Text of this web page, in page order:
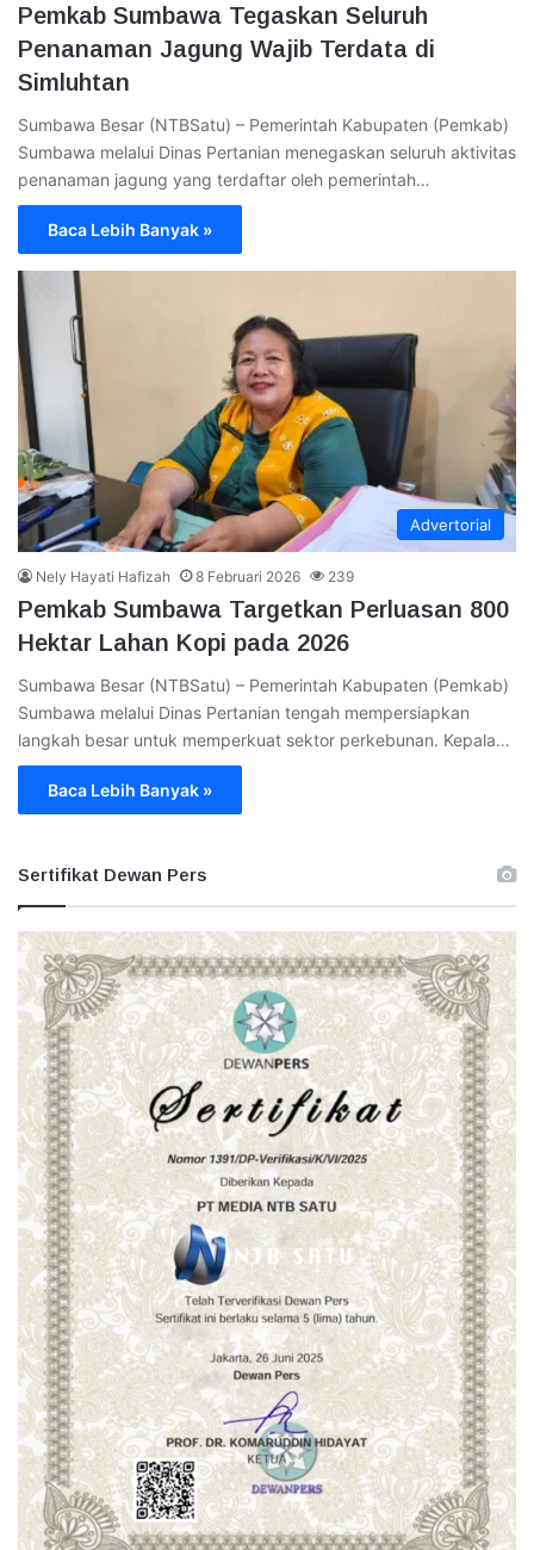
Pemkab Sumbawa Tegaskan Seluruh
Penanaman Jagung Wajib Terdata di
Simluhtan
Sumbawa Besar (NTBSatu) – Pemerintah Kabupaten (Pemkab)
Sumbawa melalui Dinas Pertanian menegaskan seluruh aktivitas
penanaman jagung yang terdaftar oleh pemerintah…
Baca Lebih Banyak »
Advertorial
Nely Hayati Hafizah 8 Februari 2026 239
Pemkab Sumbawa Targetkan Perluasan 800
Hektar Lahan Kopi pada 2026
​Sumbawa Besar (NTBSatu) – Pemerintah Kabupaten (Pemkab)
Sumbawa melalui Dinas Pertanian tengah mempersiapkan
langkah besar untuk memperkuat sektor perkebunan. ​Kepala…
Baca Lebih Banyak »
Sertifikat Dewan Pers